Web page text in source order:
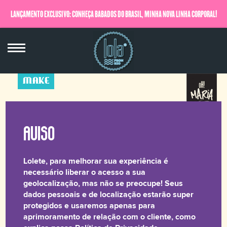
LANÇAMENTO EXCLUSIVO: CONHEÇA BABADOS DO BRASIL, MINHA NOVA LINHA CORPORAL!
QUERO SABER MAIS
MAKE
oH! Contorno
☆☆☆☆☆
Nosso Duo de Contorno com aplicação suave e
uniforme que permite a construção da cor, com
acabamento natural e longa duração, veio com tudo
Lolete, para melhorar sua experiência é
necessário liberar o acesso a sua
geolocalização, mas não se preocupe! Seus
dados pessoais e de localização estarão super
protegidos e usaremos apenas para
aprimoramento de relação com o cliente, como